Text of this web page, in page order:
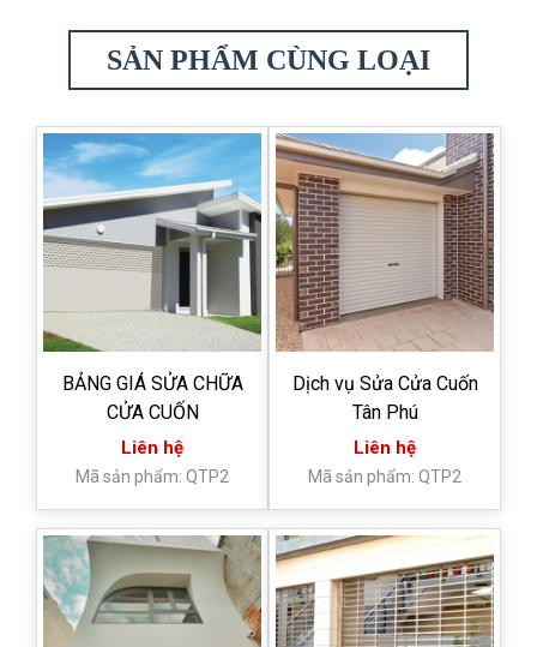
SẢN PHẨM CÙNG LOẠI
BẢNG GIÁ SỬA CHỮA
CỬA CUỐN
Liên hệ
Mã sản phẩm: QTP2
Dịch vụ Sửa Cửa Cuốn
Tân Phú
Liên hệ
Mã sản phẩm: QTP2